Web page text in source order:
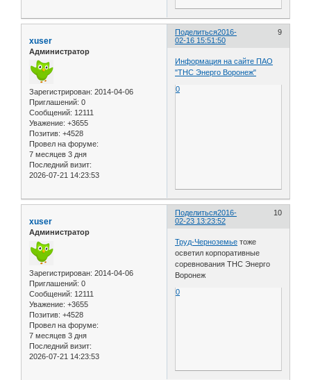
Поделиться 9
2016-
02-16 15:51:50
xuser
Администратор
Зарегистрирован: 2014-04-06
Приглашений: 0
Сообщений: 12111
Уважение: +3655
Позитив: +4528
Провел на форуме:
7 месяцев 3 дня
Последний визит:
2026-07-21 14:23:53
Информация на сайте ПАО
"ТНС Энерго Воронеж"
0
Поделиться 10
2016-
02-23 13:23:52
xuser
Администратор
Зарегистрирован: 2014-04-06
Приглашений: 0
Сообщений: 12111
Уважение: +3655
Позитив: +4528
Провел на форуме:
7 месяцев 3 дня
Последний визит:
2026-07-21 14:23:53
Труд-Черноземье тоже
осветил корпоративные
соревнования ТНС Энерго
Воронеж
0